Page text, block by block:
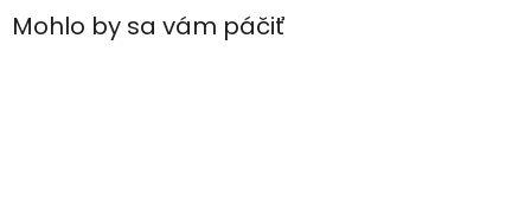
Mohlo by sa vám páčiť